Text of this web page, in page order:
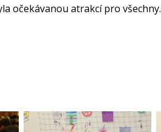
očekávanou atrakcí pro všechny.